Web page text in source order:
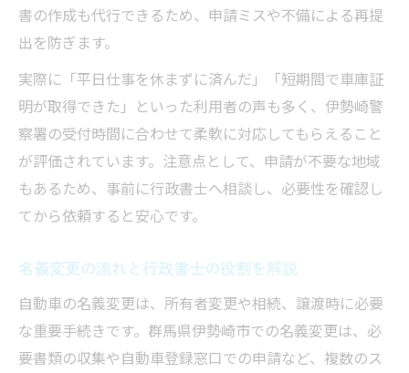
書の作成も代行できるため、申請ミスや不備による再提
出を防ぎます。
実際に「平日仕事を休まずに済んだ」「短期間で車庫証
明が取得できた」といった利用者の声も多く、伊勢崎警
察署の受付時間に合わせて柔軟に対応してもらえること
が評価されています。注意点として、申請が不要な地域
もあるため、事前に行政書士へ相談し、必要性を確認し
てから依頼すると安心です。
名義変更の流れと行政書士の役割を解説
自動車の名義変更は、所有者変更や相続、譲渡時に必要
な重要手続きです。群馬県伊勢崎市での名義変更は、必
要書類の収集や自動車登録窓口での申請など、複数のス